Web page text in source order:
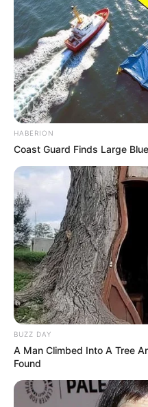
VEJA A RECEITA
6. Pianista
HABERION
Coast Guard Finds Large
BUZZ DAY
A Man Climbed Into A Tree
Found